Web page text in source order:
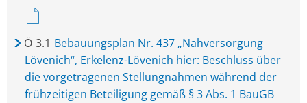
Ö 3.1 Bebauungsplan Nr. 437 „Nahversorgung
Lövenich“, Erkelenz-Lövenich hier: Beschluss über
die vorgetragenen Stellungnahmen während der
frühzeitigen Beteiligung gemäß § 3 Abs. 1 BauGB